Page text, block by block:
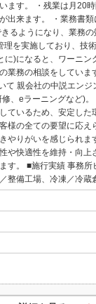
ます。 ・残業は月20
出来ます。 ・業務書
るようになり、業務
を実施しており、技
)になると、ワーニン
業務の相談をしていま
て 親会社の中説エン
、eラーニングなど)
ているため、安定した
様の全ての要望に応え
やりがいを感じられま
や快適性を維持・向
す。 ■施行実績 事務
整備工場、冷凍／冷蔵